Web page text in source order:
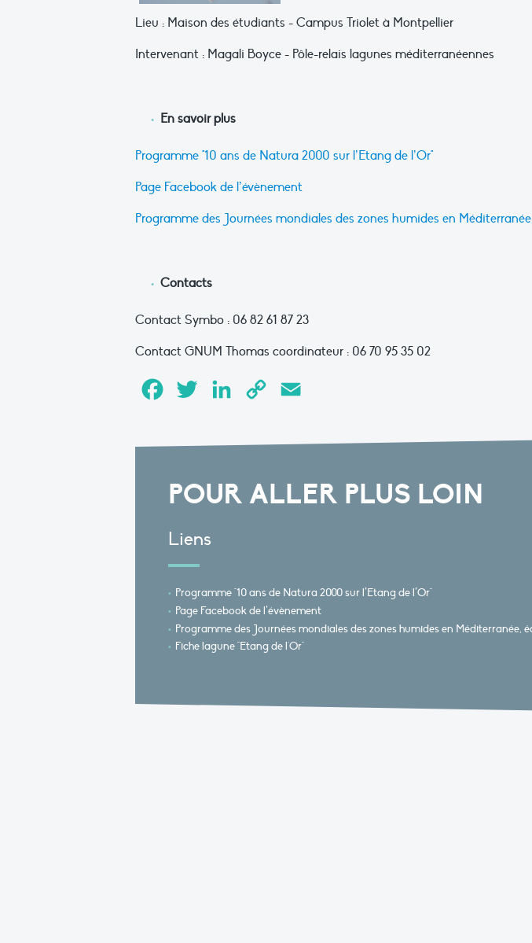
Lieu : Maison des étudiants - Campus Triolet à Montpellier
Intervenant : Magali Boyce - Pôle-relais lagunes méditerranéennes
En savoir plus
Programme "10 ans de Natura 2000 sur l’Etang de l’Or"
Page Facebook de l’évènement
Programme des Journées mondiales des zones humides en
Contacts
Contact Symbo : 06 82 61 87 23
Contact GNUM Thomas coordinateur : 06 70 95 35 02
FacebookTwitter LinkedInCopy
POUR ALLER PLUS LOIN
Liens
Programme "10 ans de Natura 2000 sur l’Etang de l’Or"
Page Facebook de l’évènement
Programme des Journées mondiales des zones humides en Méditerranée,
Fiche lagune "Etang de l'Or"